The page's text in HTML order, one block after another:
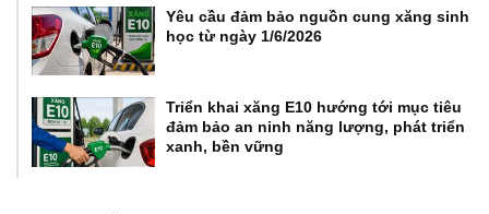
Yêu cầu đảm bảo nguồn cung xăng sinh
học từ ngày 1/6/2026
Triển khai xăng E10 hướng tới mục tiêu
đảm bảo an ninh năng lượng, phát triển
xanh, bền vững